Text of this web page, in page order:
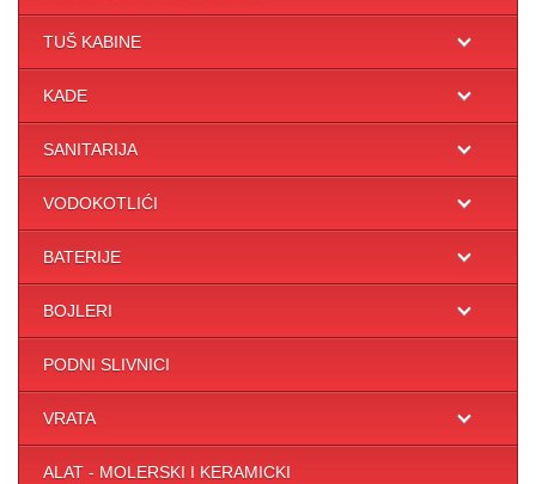
TUŠ KABINE
KADE
SANITARIJA
VODOKOTLIĆI
BATERIJE
BOJLERI
PODNI SLIVNICI
VRATA
ALAT - MOLERSKI I KERAMICKI